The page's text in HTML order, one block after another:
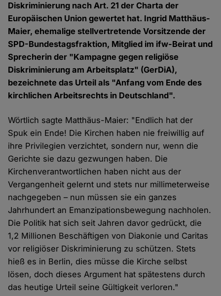
Diskriminierung nach Art. 21 der Charta der
Europäischen Union gewertet hat. Ingrid Matthäus-
Maier, ehemalige stellvertretende Vorsitzende der
SPD-Bundestagsfraktion, Mitglied im ifw-Beirat und
Sprecherin der "Kampagne gegen religiöse
Diskriminierung am Arbeitsplatz" (GerDiA),
bezeichnete das Urteil als "Anfang vom Ende des
kirchlichen Arbeitsrechts in Deutschland".
Wörtlich sagte Matthäus-Maier: "Endlich hat der
Spuk ein Ende! Die Kirchen haben nie freiwillig auf
ihre Privilegien verzichtet, sondern nur, wenn die
Gerichte sie dazu gezwungen haben. Die
Kirchenverantwortlichen haben nicht aus der
Vergangenheit gelernt und stets nur millimeterweise
nachgegeben – nun müssen sie ein ganzes
Jahrhundert an Emanzipationsbewegung nachholen.
Die Politik hat sich seit Jahren davor gedrückt, die
1,2 Millionen Beschäftigen von Diakonie und Caritas
vor religiöser Diskriminierung zu schützen. Stets
hieß es in Berlin, dies müsse die Kirche selbst
lösen, doch dieses Argument hat spätestens durch
das heutige Urteil seine Gültigkeit verloren."